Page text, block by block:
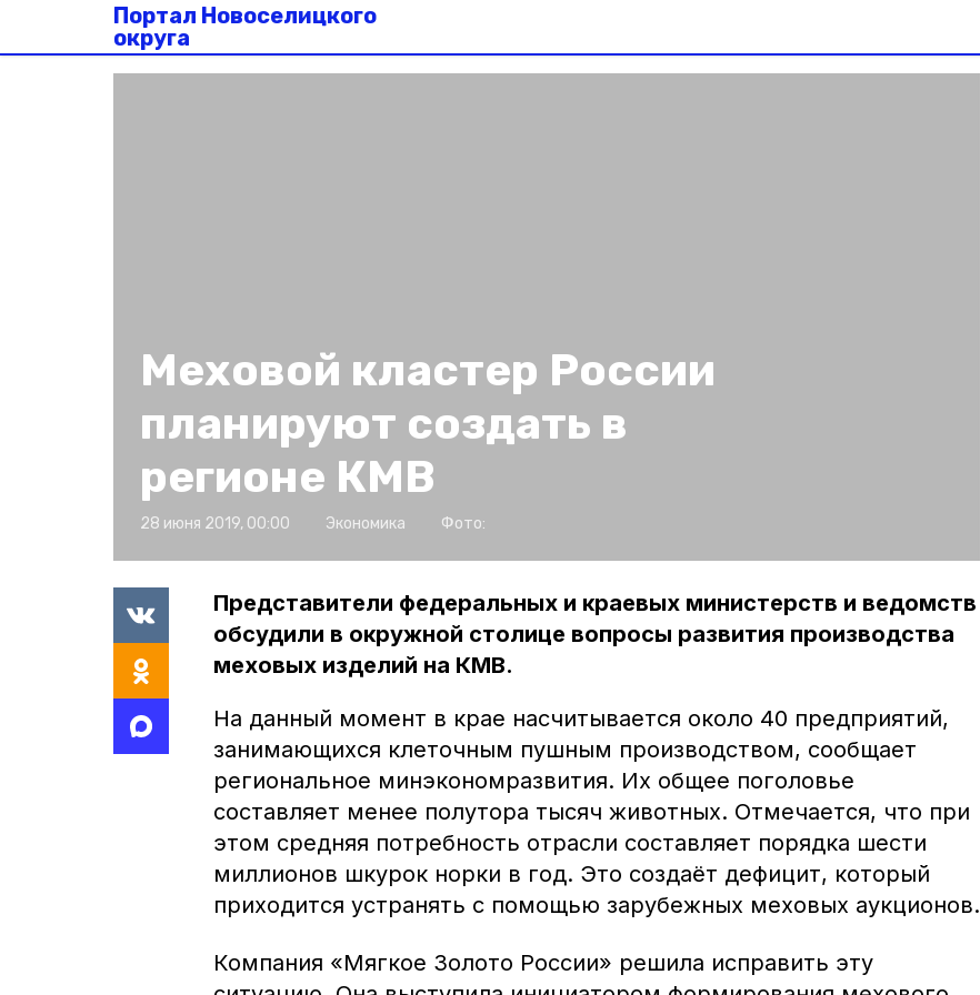
Портал Новоселицкого
округа
Меховой кластер России
планируют создать в
регионе КМВ
28 июня 2019, 00:00 Экономика Фото:
Представители федеральных и краевых министерств и ведомств
обсудили в окружной столице вопросы развития производства
меховых изделий на КМВ.
На данный момент в крае насчитывается около 40 предприятий,
занимающихся клеточным пушным производством, сообщает
региональное минэкономразвития. Их общее поголовье
составляет менее полутора тысяч животных. Отмечается, что при
этом средняя потребность отрасли составляет порядка шести
миллионов шкурок норки в год. Это создаёт дефицит, который
приходится устранять с помощью зарубежных меховых аукционов.
Компания «Мягкое Золото России» решила исправить эту